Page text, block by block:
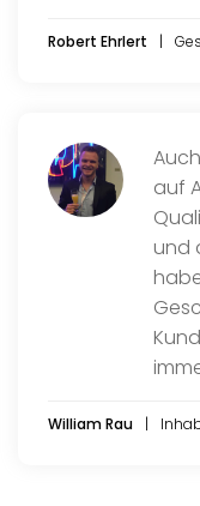
Robert Ehrlert
auf
und
William Rau